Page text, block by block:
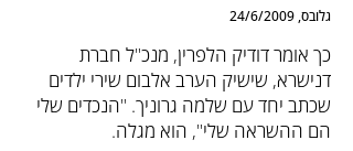
גלובס, 24/6/2009
כך אומר דודיק הלפרין, מנכ"ל חברת
דנישרא, שישיק הערב אלבום שירי ילדים
שכתב יחד עם שלמה גרוניך. "הנכדים שלי
הם ההשראה שלי", הוא מגלה.